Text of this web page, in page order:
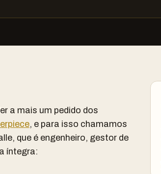
a mais um pedido dos
, e para isso chamamos
que é engenheiro, gestor de
íntegra: